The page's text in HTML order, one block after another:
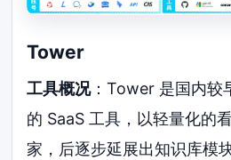
Tower
工具概况：Tower 是国内较
的 SaaS 工具，以轻量化的
家，后逐步延展出知识库模